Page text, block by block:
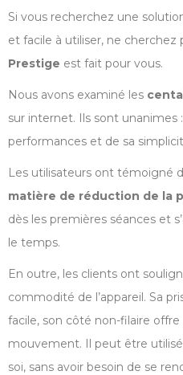
Si vous recherchez une
et facile à utiliser, ne cherchez
Prestige est fait pour vous.
Nous avons examiné les
sur internet. Ils sont unanimes
performances et de sa
Les utilisateurs ont témoigné
matière de réduction de la
dès les premières séances et
le temps.
En outre, les clients ont
commodité de l’appareil. Sa
facile, son côté non-filaire
mouvement. Il peut être
soi, sans avoir besoin de se